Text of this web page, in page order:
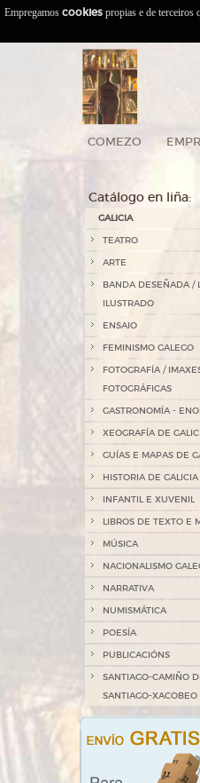
COMEZO
Catálogo en liña:
GALICIA
TEATRO
ARTE
BANDA DESEÑADA /
ILUSTRADO
ENSAIO
FEMINISMO GALEGO
FOTOGRAFÍA /
FOTOGRÁFICAS
GASTRONOMÍA -
XEOGRAFÍA DE
GUÍAS E MAPAS DE
HISTORIA DE GALICIA
INFANTIL E XUVENIL
LIBROS DE TEXTO E
MÚSICA
NACIONALISMO
NARRATIVA
NUMISMÁTICA
POESÍA
PUBLICACIÓNS
SANTIAGO-CAMIÑO
SANTIAGO-XACOBEO
Empregamos cookies propias e de terceiros